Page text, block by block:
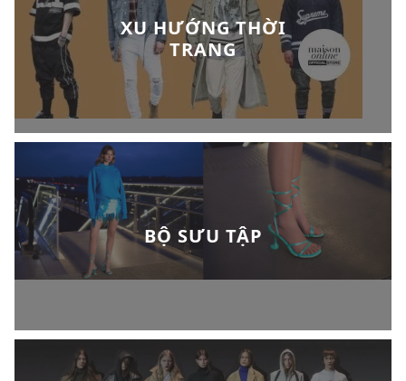
XU HƯỚNG THỜI
TRANG
BỘ SƯU TẬP